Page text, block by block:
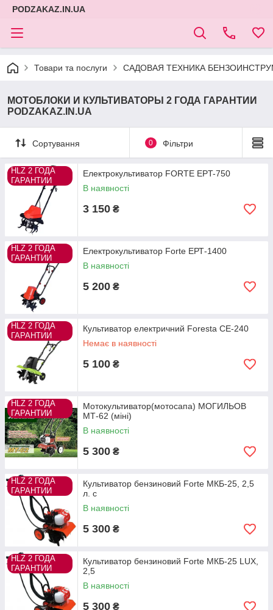
PODZAKAZ.IN.UA
Товари та послуги САДОВАЯ ТЕХНИКА
МОТОБЛОКИ И КУЛЬТИВАТОРЫ 2 ГОДА ГАРАНТИИ
PODZAKAZ.IN.UA
Сортування 0 Фільтри
HLZ 2 ГОДА
ГАРАНТИИ
Електрокультиватор FORTE EPT-750
В наявності
3 150 ₴
HLZ 2 ГОДА
ГАРАНТИИ
Електрокультиватор Forte ЕРТ-1400
В наявності
5 200 ₴
HLZ 2 ГОДА
ГАРАНТИИ
Культиватор електричний Foresta СЕ-240
Немає в наявності
5 100 ₴
HLZ 2 ГОДА
ГАРАНТИИ
Мотокультиватор(мотосапа) МОГИЛЬОВ
МТ-62 (міні)
В наявності
5 300 ₴
HLZ 2 ГОДА
ГАРАНТИИ
Культиватор бензиновий Forte МКБ-25, 2,5
л. с
В наявності
5 300 ₴
HLZ 2 ГОДА
ГАРАНТИИ
Культиватор бензиновий Forte МКБ-25 LUX,
2,5
В наявності
5 300 ₴